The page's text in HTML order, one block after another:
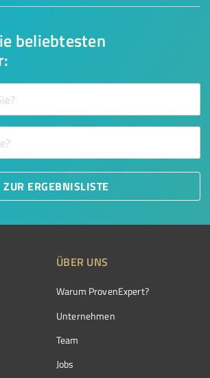
beliebtesten
ZUR ERGEBNISLISTE
ÜBER UNS
Warum ProvenExpert?
Unternehmen
Team
Jobs